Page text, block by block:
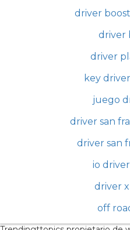
driver
driver
driver
key
juego
driver san
driver san
io
driver
off